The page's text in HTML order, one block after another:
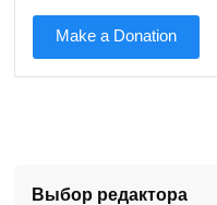
Make a Donation
Выбор редактора